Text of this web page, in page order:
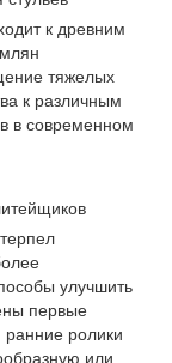
к древним
тяжелых
к различным
в современном
улучшить
первые
ролики
или